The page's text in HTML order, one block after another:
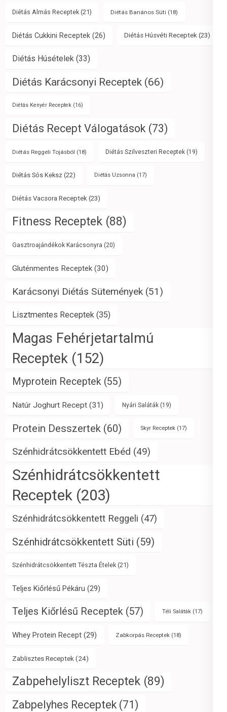
Diétás Almás Receptek (21) Diétás Banános Süti (18)
Diétás Cukkini Receptek (26) Diétás Húsvéti Receptek (23)
Diétás Húsételek (33)
Diétás Karácsonyi Receptek (66)
Diétás Kenyér Receptek (16)
Diétás Recept Válogatások (73)
Diétás Reggeli Tojásból (18) Diétás Szilveszteri Receptek (19)
Diétás Sós Keksz (22) Diétás Uzsonna (17)
Diétás Vacsora Receptek (23)
Fitness Receptek (88)
Gasztroajándékok Karácsonyra (20)
Gluténmentes Receptek (30)
Karácsonyi Diétás Sütemények (51)
Lisztmentes Receptek (35)
Magas Fehérjetartalmú
Receptek (152)
Myprotein Receptek (55)
Natúr Joghurt Recept (31) Nyári Saláták (19)
Protein Desszertek (60) Skyr Receptek (17)
Szénhidrátcsökkentett Ebéd (49)
Szénhidrátcsökkentett
Receptek (203)
Szénhidrátcsökkentett Reggeli (47)
Szénhidrátcsökkentett Süti (59)
Szénhidrátcsökkentett Tészta Ételek (21)
Teljes Kiőrlésű Pékáru (29)
Teljes Kiőrlésű Receptek (57) Téli Saláták (17)
Whey Protein Recept (29) Zabkorpás Receptek (18)
Zablisztes Receptek(24)
Zabpehelyliszt Receptek (89)
Zabpelyhes Receptek (71)